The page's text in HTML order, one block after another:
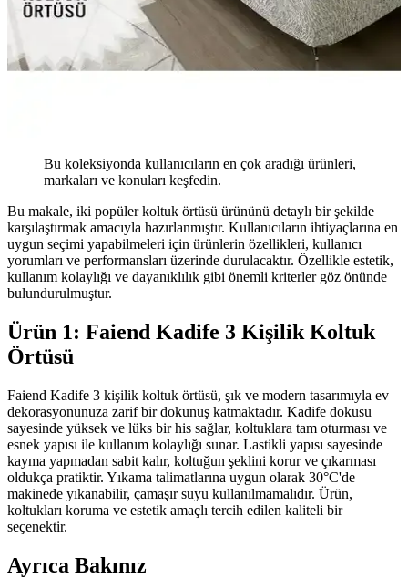
Bu koleksiyonda kullanıcıların en çok aradığı ürünleri,
markaları ve konuları keşfedin.
Bu makale, iki popüler koltuk örtüsü ürününü detaylı bir şekilde
karşılaştırmak amacıyla hazırlanmıştır. Kullanıcıların ihtiyaçlarına en
uygun seçimi yapabilmeleri için ürünlerin özellikleri, kullanıcı
yorumları ve performansları üzerinde durulacaktır. Özellikle estetik,
kullanım kolaylığı ve dayanıklılık gibi önemli kriterler göz önünde
bulundurulmuştur.
Ürün 1: Faiend Kadife 3 Kişilik Koltuk
Örtüsü
Faiend Kadife 3 kişilik koltuk örtüsü, şık ve modern tasarımıyla ev
dekorasyonunuza zarif bir dokunuş katmaktadır. Kadife dokusu
sayesinde yüksek ve lüks bir his sağlar, koltuklara tam oturması ve
esnek yapısı ile kullanım kolaylığı sunar. Lastikli yapısı sayesinde
kayma yapmadan sabit kalır, koltuğun şeklini korur ve çıkarması
oldukça pratiktir. Yıkama talimatlarına uygun olarak 30°C'de
makinede yıkanabilir, çamaşır suyu kullanılmamalıdır. Ürün,
koltukları koruma ve estetik amaçlı tercih edilen kaliteli bir
seçenektir.
Ayrıca Bakınız